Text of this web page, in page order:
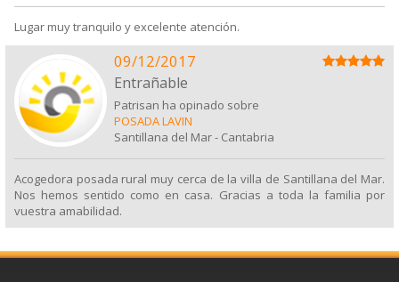
Lugar muy tranquilo y excelente atención.
09/12/2017
Entrañable
Patrisan ha opinado sobre
POSADA LAVIN
Santillana del Mar- Cantabria
Acogedora posada rural muy cerca de la villa de Santillana del Mar.
Nos hemos sentido como en casa. Gracias a toda la familia por
vuestra amabilidad.